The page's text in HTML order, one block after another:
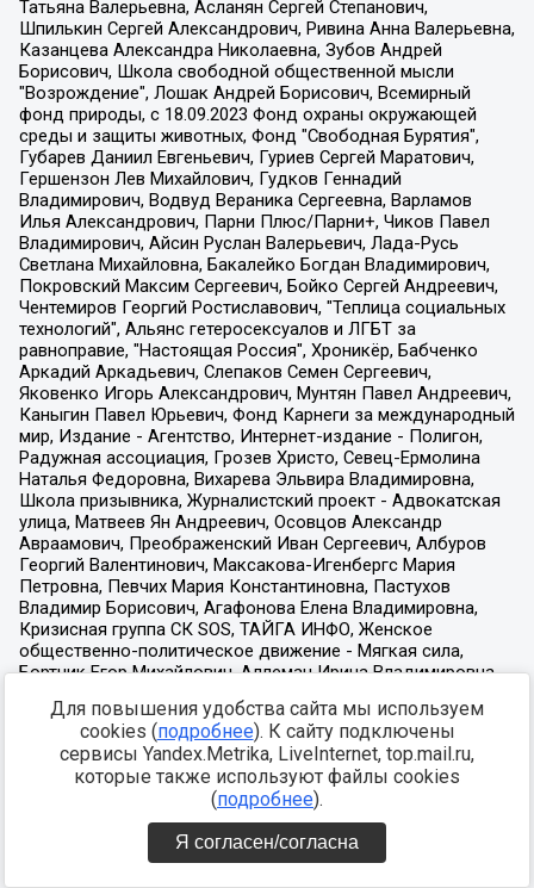
Для повышения удобства сайта мы используем
cookies (подробнее). К сайту подключены
сервисы Yandex.Metrika, LiveInternet, top.mail.ru,
которые также используют файлы cookies
(подробнее).
Я согласен/согласна